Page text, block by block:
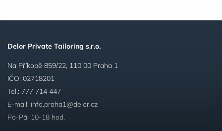
Delor Private Tailoring s.r.o.
Na Příkopě 859/22, 110 00 Praha 1
IČO: 02718201
Tel.: 777 714 447
E-mail: info.praha1@delor.cz
Po-Pá: 10-18 hod.